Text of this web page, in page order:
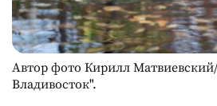
Автор фото Кирилл
Владивосток".